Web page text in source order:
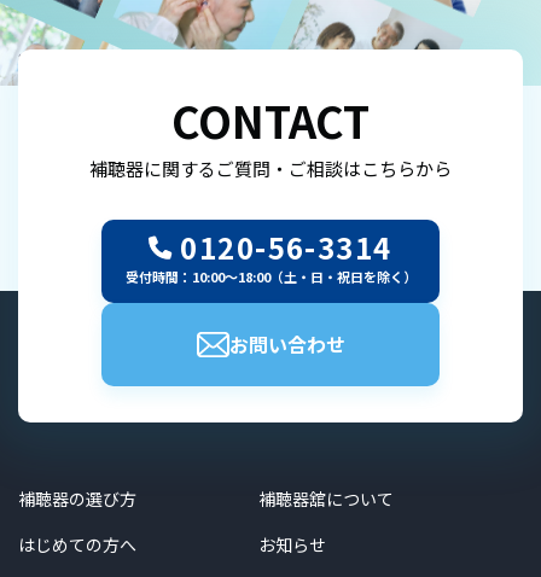
CONTACT
補聴器に関するご質問・ご相談はこちらから
0120-56-3314
受付時間：10:00～18:00（土・日・祝日を除く）
お問い合わせ
補聴器の選び方
はじめての方へ
補聴器舘について
お知らせ